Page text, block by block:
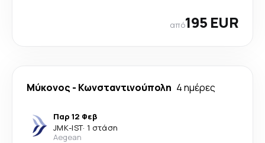
από195 EUR
Μύκονος - Κωνσταντινούπολη 4 ημέρες
Παρ 12 Φεβ
JMK-IST· 1 στάση
Aegean